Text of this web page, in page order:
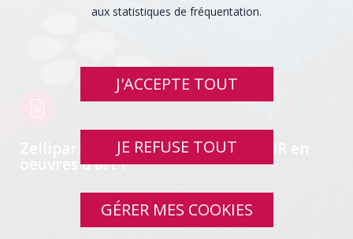
Zellipark transforme les places PMR en
oeuvres d’art !
aux statistiques de fréquentation.
J'ACCEPTE TOUT
JE REFUSE TOUT
GÉRER MES COOKIES